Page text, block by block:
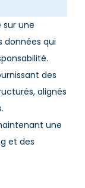
une
données qui
des
alignés
une
et des